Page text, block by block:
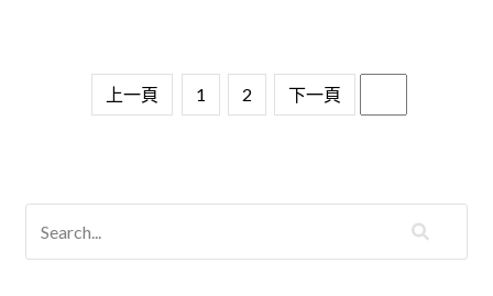
上一頁 1 2 下一頁